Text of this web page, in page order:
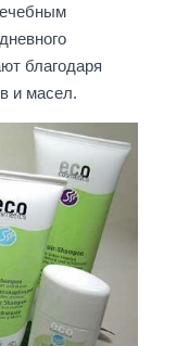
благодаря
и масел.